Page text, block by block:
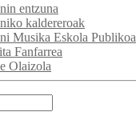
entzuna
kaldereroak
Musika Eskola Publikoa
Fanfarrea
Olaizola